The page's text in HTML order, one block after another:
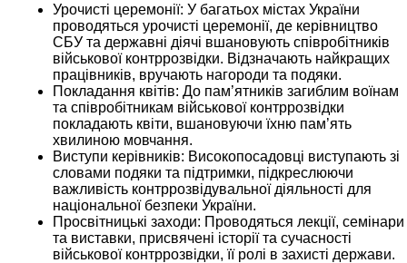
Урочисті церемонії: У багатьох містах України
проводяться урочисті церемонії, де керівництво
СБУ та державні діячі вшановують співробітників
військової контррозвідки. Відзначають найкращих
працівників, вручають нагороди та подяки.
Покладання квітів: До пам’ятників загиблим воїнам
та співробітникам військової контррозвідки
покладають квіти, вшановуючи їхню пам’ять
хвилиною мовчання.
Виступи керівників: Високопосадовці виступають зі
словами подяки та підтримки, підкреслюючи
важливість контррозвідувальної діяльності для
національної безпеки України.
Просвітницькі заходи: Проводяться лекції, семінари
та виставки, присвячені історії та сучасності
військової контррозвідки, її ролі в захисті держави.